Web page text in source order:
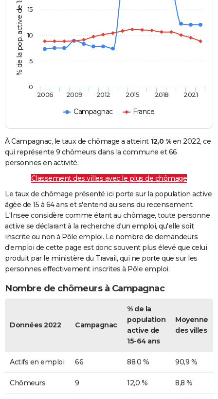
% de la pop. active de 15 - 64 ans
Campagnac France
2006 2009 2012 2015 2018 2021
0
5
10
15
À Campagnac, le taux de chômage a atteint 12,0 %en 2022, ce
qui représente 9 chômeurs dans la commune et 66
personnes en activité.
Classement des villes avec le plus de chômage
Le taux de chômage présenté ici porte sur la population active
âgée de 15 à 64 ans et s'entend au sens du recensement.
L'Insee considère comme étant au chômage, toute personne
active se déclarant à la recherche d'un emploi, qu'elle soit
inscrite ou non à Pôle emploi. Le nombre de demandeurs
d'emploi de cette page est donc souvent plus élevé que celui
produit par le ministère du Travail, qui ne porte que sur les
personnes effectivement inscrites à Pôle emploi.
Nombre de chômeurs à Campagnac
Données 2022 Campagnac
% de la
population
active de
15-64 ans
Moyenne
des villes
Actifs en emploi 66 88,0 % 90,9 %
Chômeurs 9 12,0 % 8,8 %